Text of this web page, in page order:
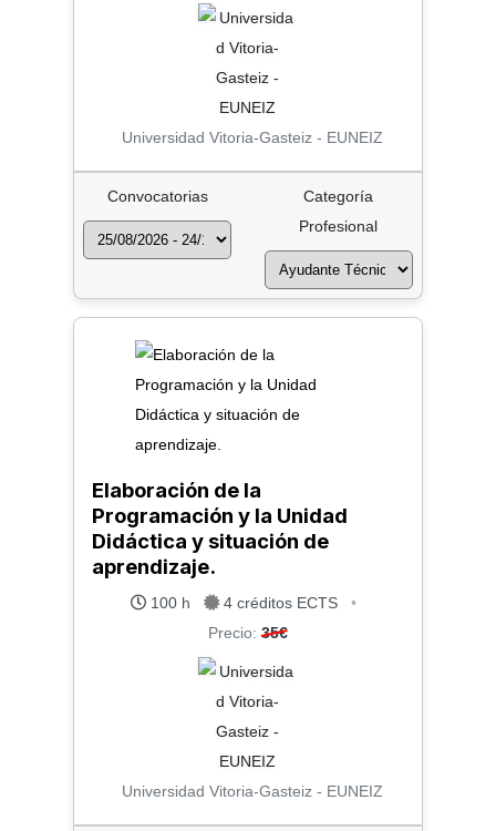
Universidad Vitoria-Gasteiz - EUNEIZ
Convocatorias
Categoría
Profesional
Elaboración de la
Programación y la Unidad
Didáctica y situación de
aprendizaje.
100 h 4 créditos ECTS
•
Precio: 35€
Universidad Vitoria-Gasteiz - EUNEIZ